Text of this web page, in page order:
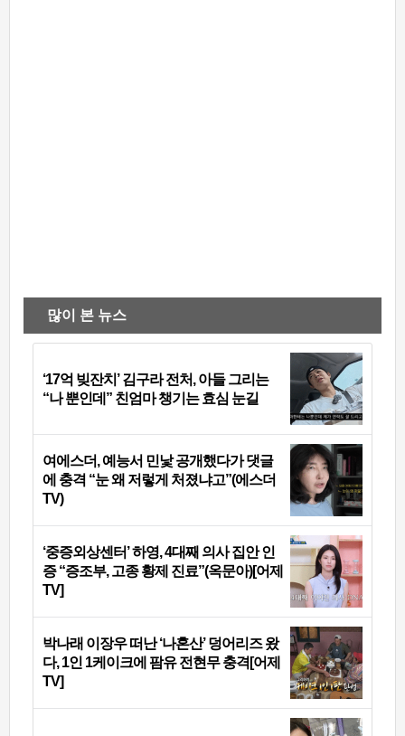
많이 본 뉴스
‘17억 빚잔치’ 김구라 전처, 아들 그리는
“나 뿐인데” 친엄마 챙기는 효심 눈길
여에스더, 예능서 민낯 공개했다가 댓글
에 충격 “눈 왜 저렇게 처졌냐고”(에스더
TV)
‘중증외상센터’ 하영, 4대째 의사 집안 인
증 “증조부, 고종 황제 진료”(옥문아)[어제
TV]
박나래 이장우 떠난 ‘나혼산’ 덩어리즈 왔
다, 1인 1케이크에 팜유 전현무 충격[어제
TV]